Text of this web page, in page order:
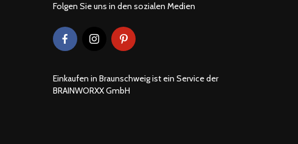
Folgen Sie uns in den sozialen Medien
Einkaufen in Braunschweig ist ein Service der
BRAINWORXX GmbH